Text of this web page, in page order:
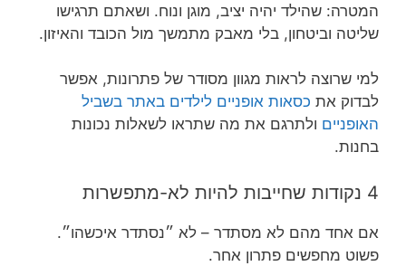
המטרה: שהילד יהיה יציב, מוגן ונוח. ושאתם תרגישו
שליטה וביטחון, בלי מאבק מתמשך מול הכובד והאיזון.
למי שרוצה לראות מגוון מסודר של פתרונות, אפשר
לבדוק את כסאות אופניים לילדים באתר בשביל
האופניים ולתרגם את מה שתראו לשאלות נכונות
בחנות.
4 נקודות שחייבות להיות לא-מתפשרות
אם אחד מהם לא מסתדר – לא ״נסתדר איכשהו״.
פשוט מחפשים פתרון אחר.